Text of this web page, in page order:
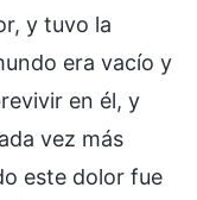
y tuvo la
era vacío y
en él, y
vez más
este dolor fue